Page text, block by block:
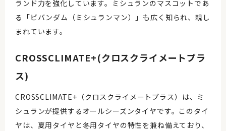
ランド力を強化しています。ミシュランのマスコットであ
る「ビバンダム（ミシュランマン）」も広く知られ、親し
まれています。
CROSSCLIMATE+(クロスクライメートプラ
ス)
CROSSCLIMATE+（クロスクライメートプラス）は、ミ
シュランが提供するオールシーズンタイヤです。このタイ
ヤは、夏用タイヤと冬用タイヤの特性を兼ね備えており、